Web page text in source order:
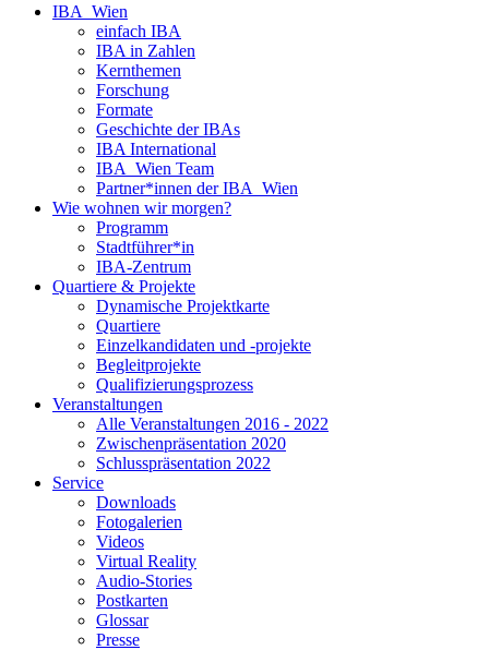
IBA_Wien
einfach IBA
IBA in Zahlen
Kernthemen
Forschung
Formate
Geschichte der IBAs
IBA International
IBA_Wien Team
Partner*innen der IBA_Wien
Wie wohnen wir morgen?
Programm
Stadtführer*in
IBA-Zentrum
Quartiere & Projekte
Dynamische Projektkarte
Quartiere
Einzelkandidaten und -projekte
Begleitprojekte
Qualifizierungsprozess
Veranstaltungen
Alle Veranstaltungen 2016 - 2022
Zwischenpräsentation 2020
Schlusspräsentation 2022
Service
Downloads
Fotogalerien
Videos
Virtual Reality
Audio-Stories
Postkarten
Glossar
Presse